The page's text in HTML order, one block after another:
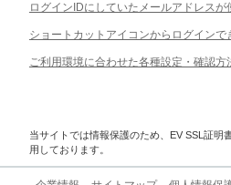
ログインIDにしていたメールアドレスが
ショートカットアイコンからログインで
ご利用環境に合わせた各種設定・確認方
当サイトでは情報保護のため、EV SSL証明
用しております。